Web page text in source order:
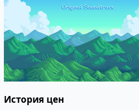
История цен